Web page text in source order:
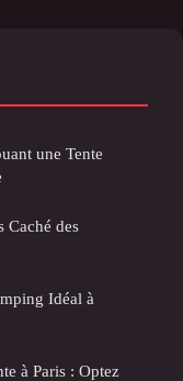
une Tente
Caché des
Idéal à
à Paris : Optez